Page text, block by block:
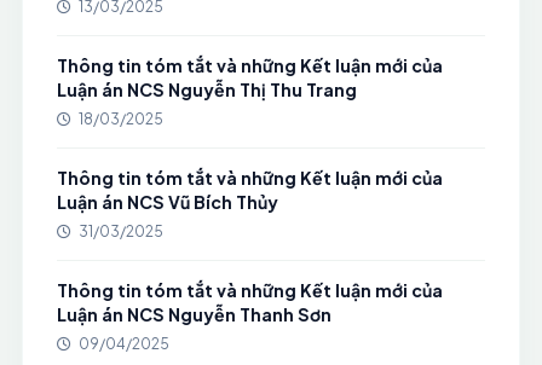
13/03/2025
Thông tin tóm tắt và những Kết luận mới của
Luận án NCS Nguyễn Thị Thu Trang
18/03/2025
Thông tin tóm tắt và những Kết luận mới của
Luận án NCS Vũ Bích Thủy
31/03/2025
Thông tin tóm tắt và những Kết luận mới của
Luận án NCS Nguyễn Thanh Sơn
09/04/2025